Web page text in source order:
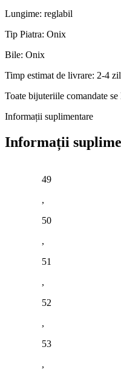
Lungime: reglabil
Tip Piatra: Onix
Bile: Onix
Timp estimat de livrare: 2-4
Toate bijuteriile comandate
Informații suplimentare
Informații
49
,
50
,
51
,
52
,
53
,